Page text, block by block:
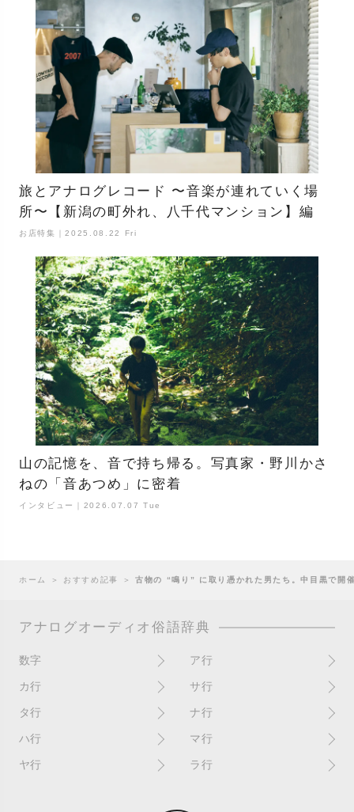
旅とアナログレコード 〜音楽が連れていく場
所〜【新潟の町外れ、八千代マンション】編
お店特集｜2025.08.22 Fri
山の記憶を、音で持ち帰る。写真家・野川かさ
ねの「音あつめ」に密着
インタビュー｜2026.07.07 Tue
ホーム ＞ おすすめ記事 ＞古物の “鳴り” に取り憑かれた男たち。中目黒で
アナログオーディオ俗語辞典
数字
10インチ
4チャンネル
ア行
RPM(33,45)
赤盤
アセテート盤
EPアダプター
カ行
書き込み
歌詞記載ジャケット
ガチャ盤
サ行
サイン
CDJ
シールド盤
タ行
ターンテーブル
ダイナフレックス
ナ行
2枚使い
ン）
ハ行
ハウリング
マ行
マスターテンポ
ヤ行 ラ行